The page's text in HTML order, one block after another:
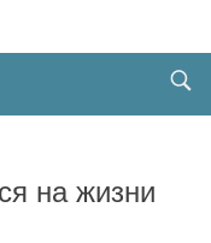
на жизни